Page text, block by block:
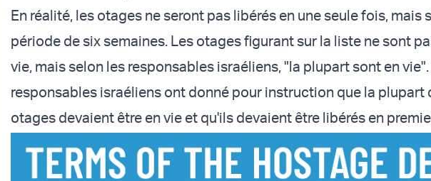
En réalité, les otages ne seront pas libérés en une seule fois, mais
période de six semaines. Les otages figurant sur la liste ne sont
vie, mais selon les responsables israéliens, "la plupart sont en
responsables israéliens ont donné pour instruction que la plupart
otages devaient être en vie et qu'ils devaient être libérés en